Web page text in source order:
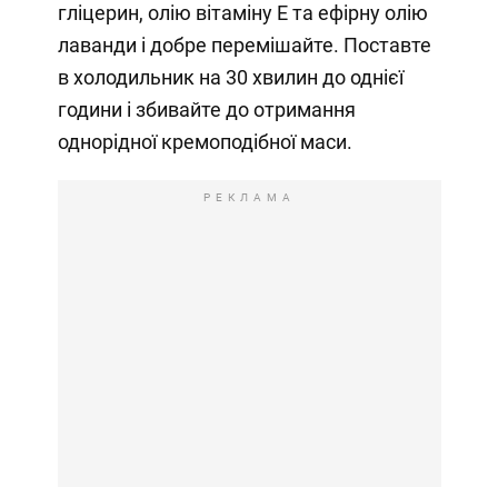
гліцерин, олію вітаміну Е та ефірну олію
лаванди і добре перемішайте. Поставте
в холодильник на 30 хвилин до однієї
години і збивайте до отримання
однорідної кремоподібної маси.
РЕКЛАМА